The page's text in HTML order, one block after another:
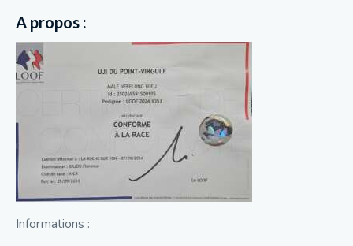
A propos :
Informations :